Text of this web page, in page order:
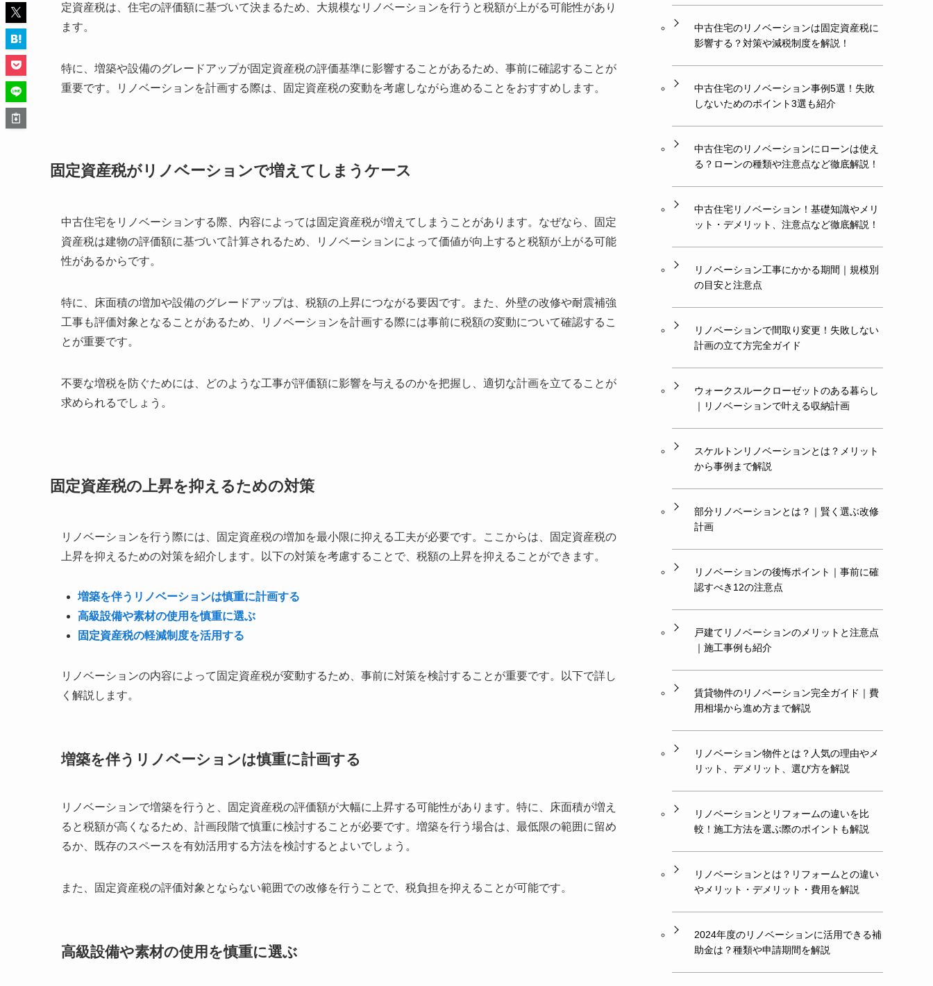
定資産税は、住宅の評価額に基づいて決まるため、大規模なリノベーションを行うと税額が上がる可能性があり
ます。
特に、増築や設備のグレードアップが固定資産税の評価基準に影響することがあるため、事前に確認することが
重要です。リノベーションを計画する際は、固定資産税の変動を考慮しながら進めることをおすすめします。
固定資産税がリノベーションで増えてしまうケース
中古住宅をリノベーションする際、内容によっては固定資産税が増えてしまうことがあります。なぜなら、固定
資産税は建物の評価額に基づいて計算されるため、リノベーションによって価値が向上すると税額が上がる可能
性があるからです。
特に、床面積の増加や設備のグレードアップは、税額の上昇につながる要因です。また、外壁の改修や耐震補強
工事も評価対象となることがあるため、リノベーションを計画する際には事前に税額の変動について確認するこ
とが重要です。
不要な増税を防ぐためには、どのような工事が評価額に影響を与えるのかを把握し、適切な計画を立てることが
求められるでしょう。
固定資産税の上昇を抑えるための対策
リノベーションを行う際には、固定資産税の増加を最小限に抑える工夫が必要です。ここからは、固定資産税の
上昇を抑えるための対策を紹介します。以下の対策を考慮することで、税額の上昇を抑えることができます。
増築を伴うリノベーションは慎重に計画する
高級設備や素材の使用を慎重に選ぶ
固定資産税の軽減制度を活用する
リノベーションの内容によって固定資産税が変動するため、事前に対策を検討することが重要です。以下で詳し
く解説します。
増築を伴うリノベーションは慎重に計画する
リノベーションで増築を行うと、固定資産税の評価額が大幅に上昇する可能性があります。特に、床面積が増え
ると税額が高くなるため、計画段階で慎重に検討することが必要です。増築を行う場合は、最低限の範囲に留め
るか、既存のスペースを有効活用する方法を検討するとよいでしょう。
また、固定資産税の評価対象とならない範囲での改修を行うことで、税負担を抑えることが可能です。
高級設備や素材の使用を慎重に選ぶ
中古住宅のリノベーションは固定資産税に
影響する？対策や減税制度を解説！
中古住宅のリノベーション事例5選！失敗
しないためのポイント3選も紹介
中古住宅のリノベーションにローンは使え
る？ローンの種類や注意点など徹底解説！
中古住宅リノベーション！基礎知識やメリ
ット・デメリット、注意点など徹底解説！
リノベーション工事にかかる期間｜規模別
の目安と注意点
リノベーションで間取り変更！失敗しない
計画の立て方完全ガイド
ウォークスルークローゼットのある暮らし
｜リノベーションで叶える収納計画
スケルトンリノベーションとは？メリット
から事例まで解説
部分リノベーションとは？｜賢く選ぶ改修
計画
リノベーションの後悔ポイント｜事前に確
認すべき12の注意点
戸建てリノベーションのメリットと注意点
｜施工事例も紹介
賃貸物件のリノベーション完全ガイド｜費
用相場から進め方まで解説
リノベーション物件とは？人気の理由やメ
リット、デメリット、選び方を解説
リノベーションとリフォームの違いを比
較！施工方法を選ぶ際のポイントも解説
リノベーションとは？リフォームとの違い
やメリット・デメリット・費用を解説
2024年度のリノベーションに活用できる補
助金は？種類や申請期間を解説